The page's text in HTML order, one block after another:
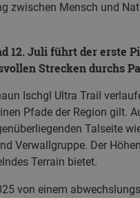
zwischen Mensch und
12. Juli führt der erste
Strecken durchs
Ischgl Ultra Trail
Pfade der Region gilt.
Talseite
Verwallgruppe. Der
Terrain bietet.
von einem